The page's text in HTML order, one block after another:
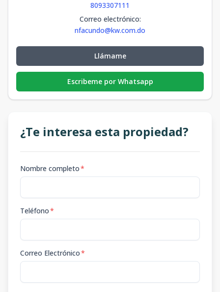
8093307111
Correo electrónico:
nfacundo@kw.com.do
Llámame
Escribeme por Whatsapp
¿Te interesa esta propiedad?
Nombre completo*
Teléfono*
Correo Electrónico*